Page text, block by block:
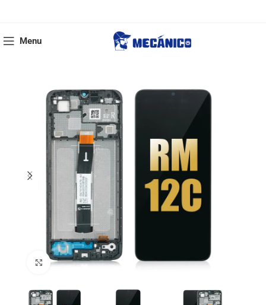
Menu
Click to enlarge